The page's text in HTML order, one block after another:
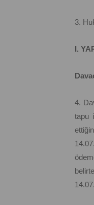
3.
I.
4.
tapu